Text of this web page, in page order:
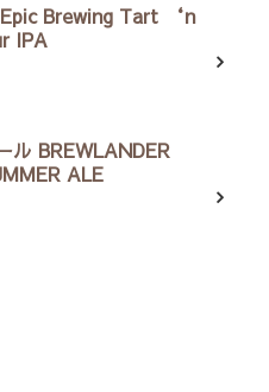
Brewing Tart ‘n
IPA
ル BREWLANDER
ALE